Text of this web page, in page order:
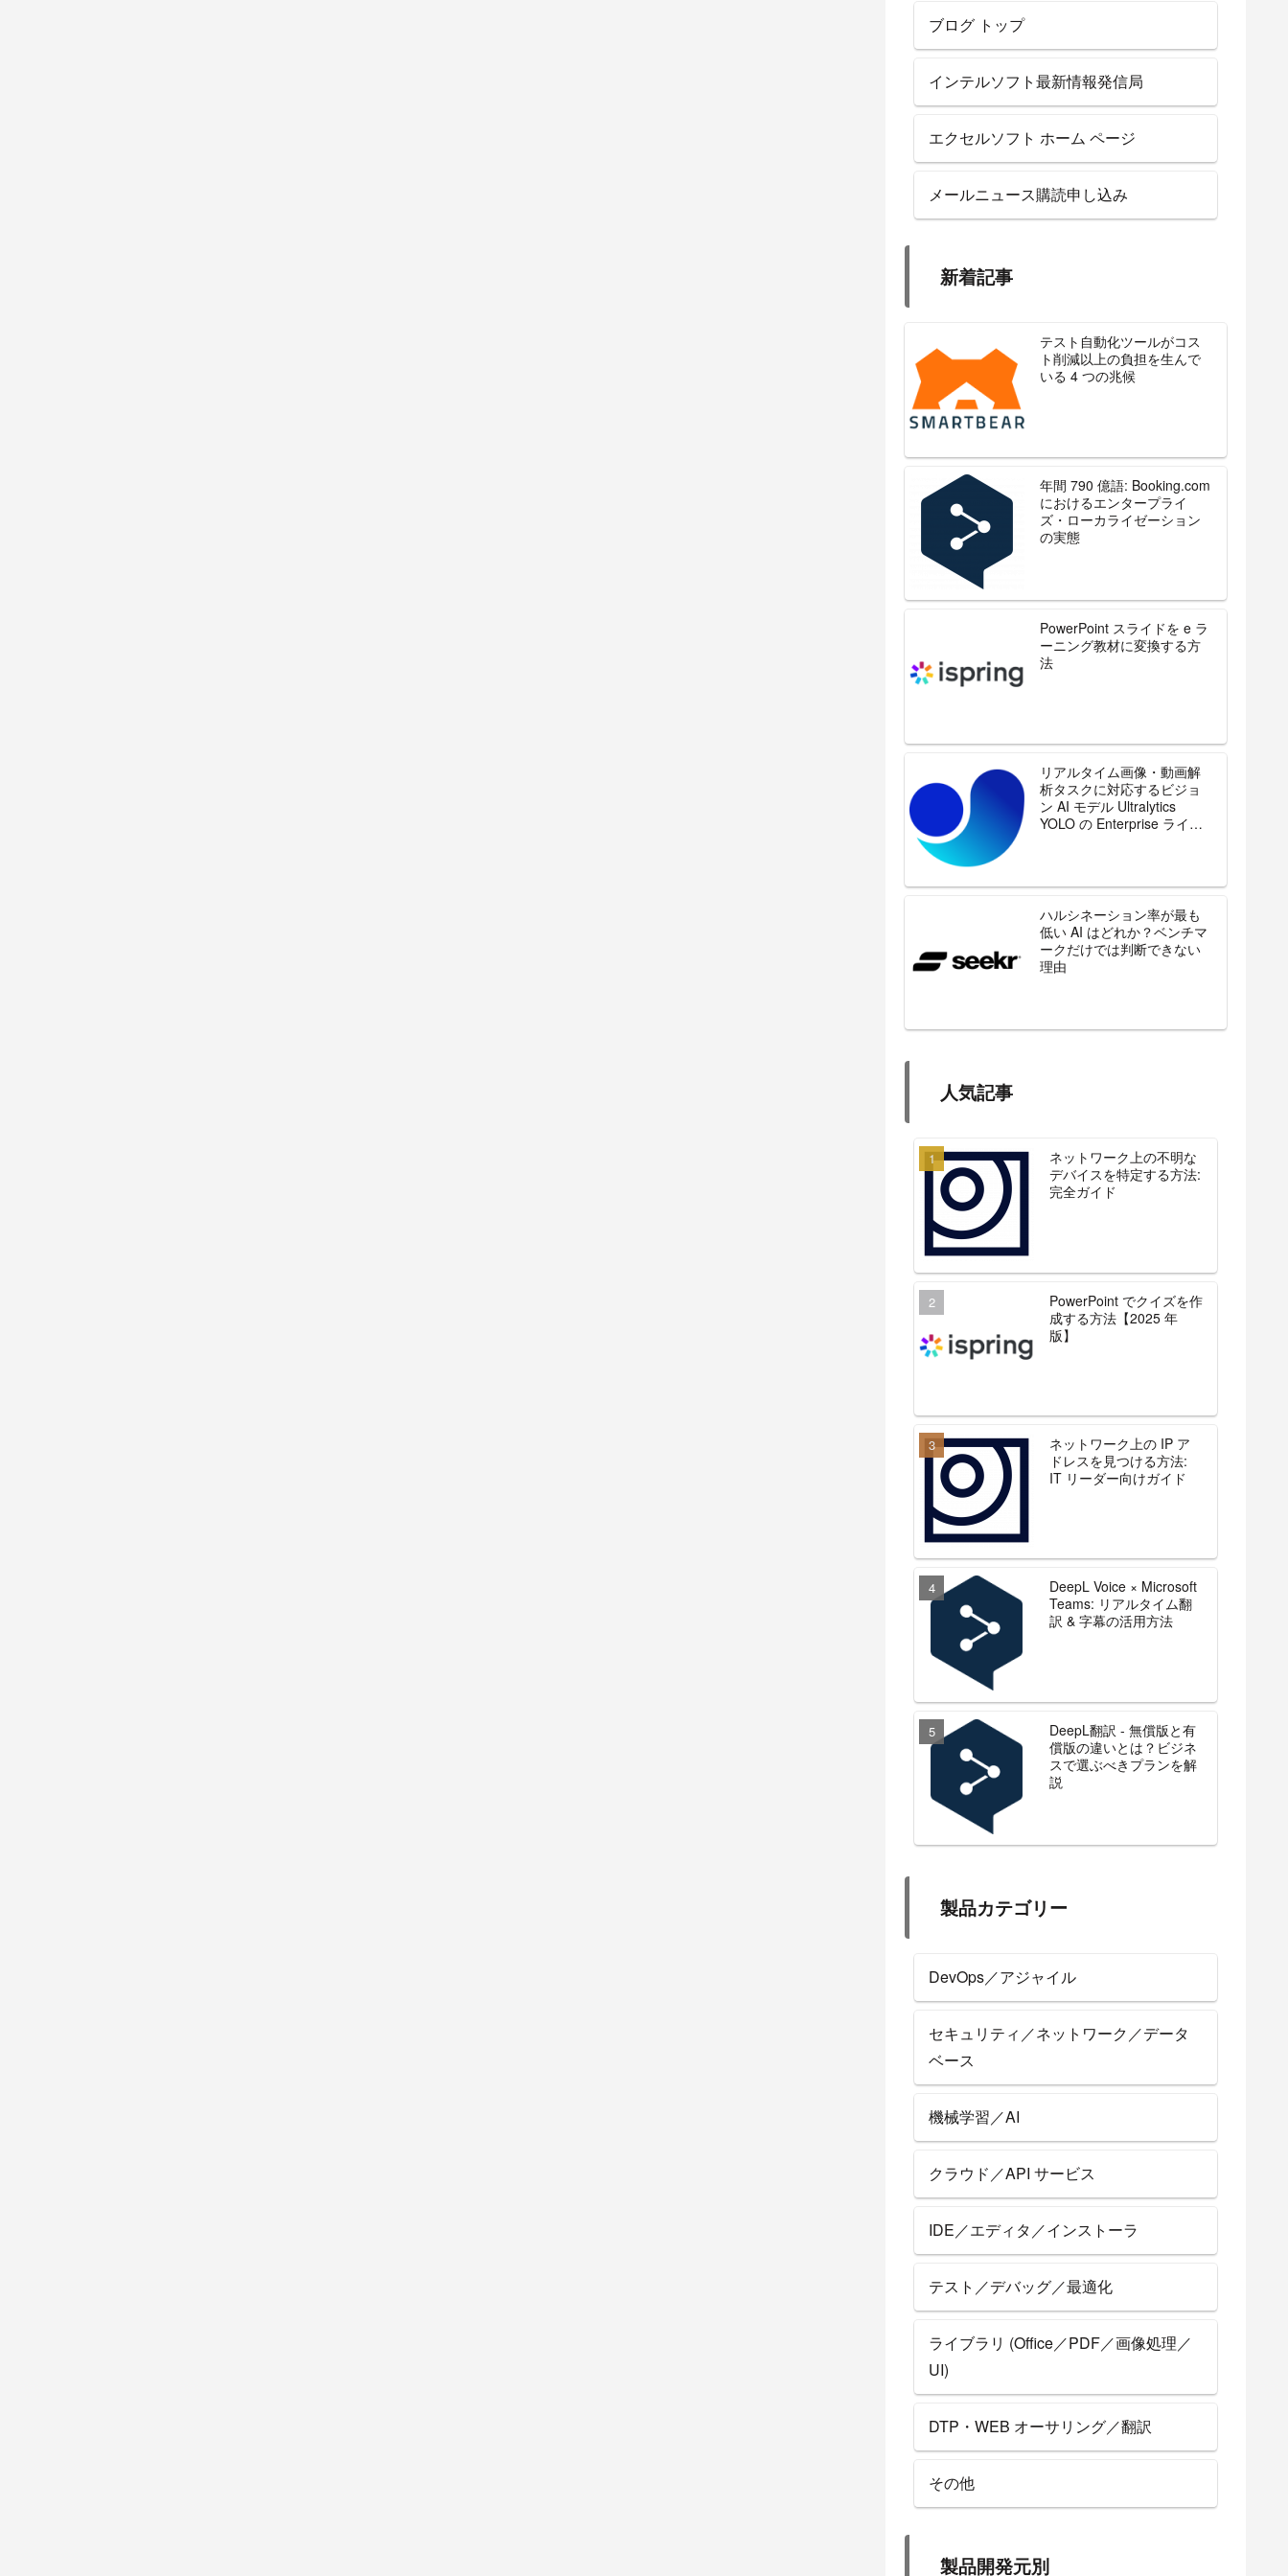
ブログ トップ
インテルソフト最新情報発信局
エクセルソフト ホーム ページ
メールニュース購読申し込み
新着記事
テスト自動化ツールがコス
ト削減以上の負担を生んで
いる 4 つの兆候
年間 790 億語: Booking.com
におけるエンタープライ
ズ・ローカライゼーション
の実態
PowerPoint スライドを e ラ
ーニング教材に変換する方
法
リアルタイム画像・動画解
析タスクに対応するビジョ
ン AI モデル Ultralytics
YOLO の Enterprise ライセ
ハルシネーション率が最も
低い AI はどれか？ベンチマ
ークだけでは判断できない
理由
人気記事
ネットワーク上の不明な
デバイスを特定する方法:
完全ガイド
PowerPoint でクイズを作
成する方法【2025 年
版】
ネットワーク上の IP ア
ドレスを見つける方法:
IT リーダー向けガイド
DeepL Voice × Microsoft
Teams: リアルタイム翻
訳 & 字幕の活用方法
DeepL翻訳 - 無償版と有
償版の違いとは？ビジネ
スで選ぶべきプランを解
説
製品カテゴリー
DevOps／アジャイル
セキュリティ／ネットワーク／データ
ベース
機械学習／AI
クラウド／API サービス
IDE／エディタ／インストーラ
テスト／デバッグ／最適化
ライブラリ (Office／PDF／画像処理／
UI)
DTP・WEB オーサリング／翻訳
その他
製品開発元別